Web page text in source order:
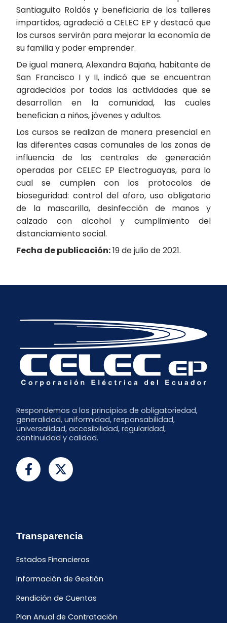
Santiaguito Roldós y beneficiaria de los talleres
impartidos, agradeció a CELEC EP y destacó que
los cursos servirán para mejorar la economía de
su familia y poder emprender.
De igual manera, Alexandra Bajaña, habitante de
San Francisco I y II, indicó que se encuentran
agradecidos por todas las actividades que se
desarrollan en la comunidad, las cuales
benefician a niños, jóvenes y adultos.
Los cursos se realizan de manera presencial en
las diferentes casas comunales de las zonas de
influencia de las centrales de generación
operadas por CELEC EP Electroguayas, para lo
cual se cumplen con los protocolos de
bioseguridad: control del aforo, uso obligatorio
de la mascarilla, desinfección de manos y
calzado con alcohol y cumplimiento del
distanciamiento social.
Fecha de publicación:19 de julio de 2021.
Respondemos a los principios de obligatoriedad,
generalidad, uniformidad, responsabilidad,
universalidad, accesibilidad, regularidad,
continuidad y calidad.
Transparencia
Estados Financieros
Información de Gestión
Rendición de Cuentas
Plan Anual de Contratación